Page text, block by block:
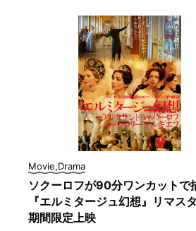
Movie,Drama
ソクーロフが90分ワンカットで
『エルミタージュ幻想』リマス
期間限定上映